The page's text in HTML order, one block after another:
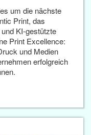
um die nächste
Print, das
KI-gestützte
Print Excellence:
und Medien
erfolgreich